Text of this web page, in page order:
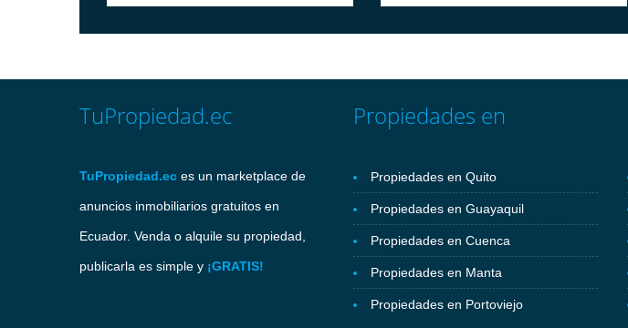
TuPropiedad.ec
TuPropiedad.ec es un marketplace de
anuncios inmobiliarios gratuitos en
Ecuador. Venda o alquile su propiedad,
publicarla es simple y ¡GRATIS!
Propiedades en
Propiedades en Quito
Propiedades en Guayaquil
Propiedades en Cuenca
Propiedades en Manta
Propiedades en Portoviejo